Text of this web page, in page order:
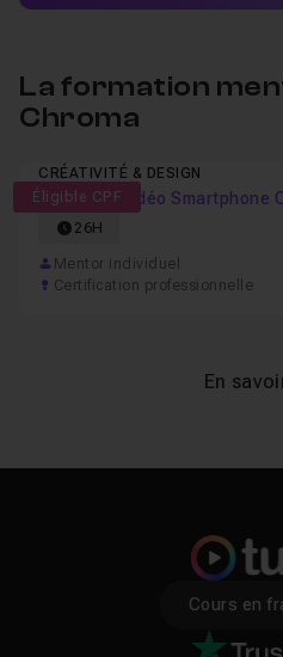
La formation
Chroma
Éligible CPF
CRÉATIVITÉ & DESIGN
Formation vidéo Smartphone
26H
Mentor individuel
Certification professionnelle
En
Cours en